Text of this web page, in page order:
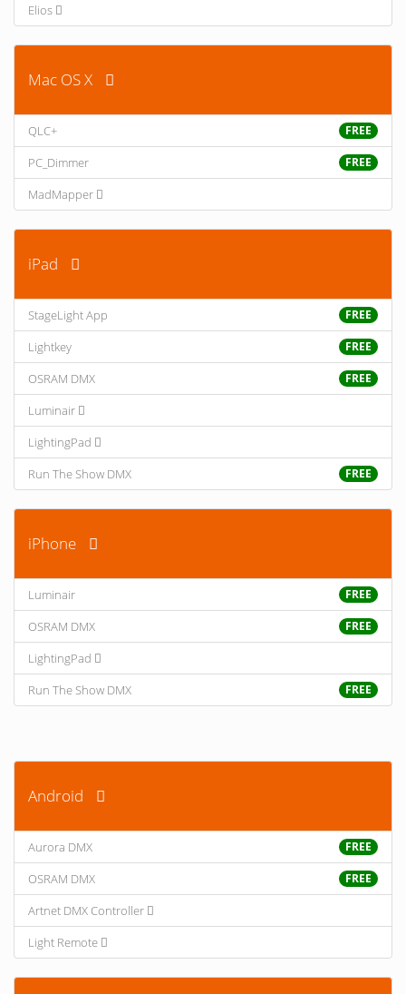
Elios
Mac OS X
QLC+ FREE
PC_Dimmer FREE
MadMapper
iPad
StageLight App FREE
Lightkey FREE
OSRAM DMX FREE
Luminair
LightingPad
Run The Show DMX
FREE
iPhone
Luminair FREE
OSRAM DMX FREE
LightingPad
Run The Show DMX
FREE
Android
Aurora DMX FREE
OSRAM DMX FREE
Artnet DMX Controller
Light Remote